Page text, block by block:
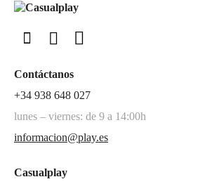
Contáctanos
+34 938 648 027
lunes – viernes: de 9 a 14:00h
informacion@play.es
Casualplay